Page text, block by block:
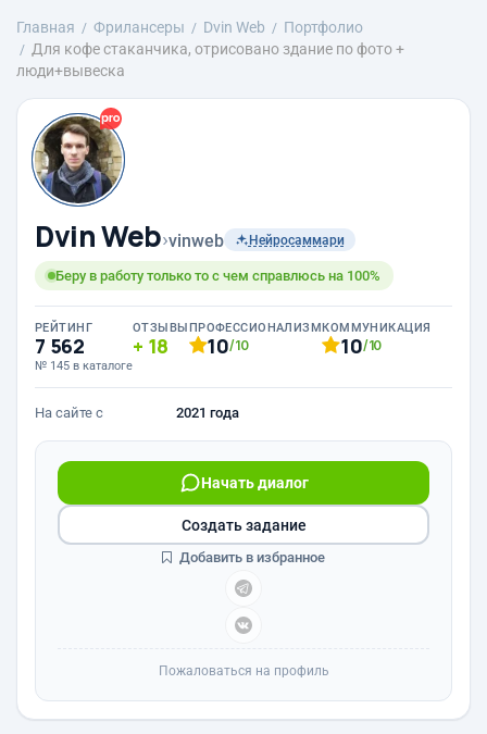
Главная Фрилансеры Dvin Web
Портфолио
Для кофе стаканчика, отрисовано здание по фото +
люди+вывеска
Dvin Web›vinweb Нейросаммари
Беру в работу только то с чем справлюсь на 100%
РЕЙТИНГ
7 562
№ 145 в каталоге
ОТЗЫВЫ
18
ПРОФЕССИОНАЛИЗМ
10/10
КОММУНИКАЦИЯ
10/10
На сайте с 2021 года
Начать диалог
Создать задание
Добавить в избранное
Пожаловаться на профиль